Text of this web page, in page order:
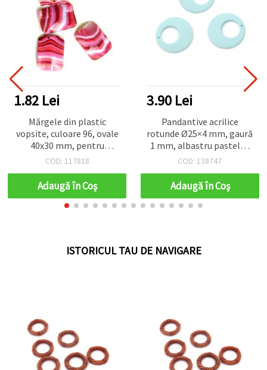
1.82 Lei
Mărgele din plastic
vopsite, culoare 96, ovale
40x30 mm, pentru
bijuterii și accesorii DIY, 3
COD: 117818
Adaugă în Coş
3.90 Lei
Pandantive acrilice
rotunde Ø25×4 mm, gaură
1 mm, albastru pastelat
deschis – Set de 5,
confecționarea
bijuteriilor handmade:
coliere, brățări, cercei și
COD: 138747
Adaugă în Coş
ISTORICUL TAU DE NAVIGARE